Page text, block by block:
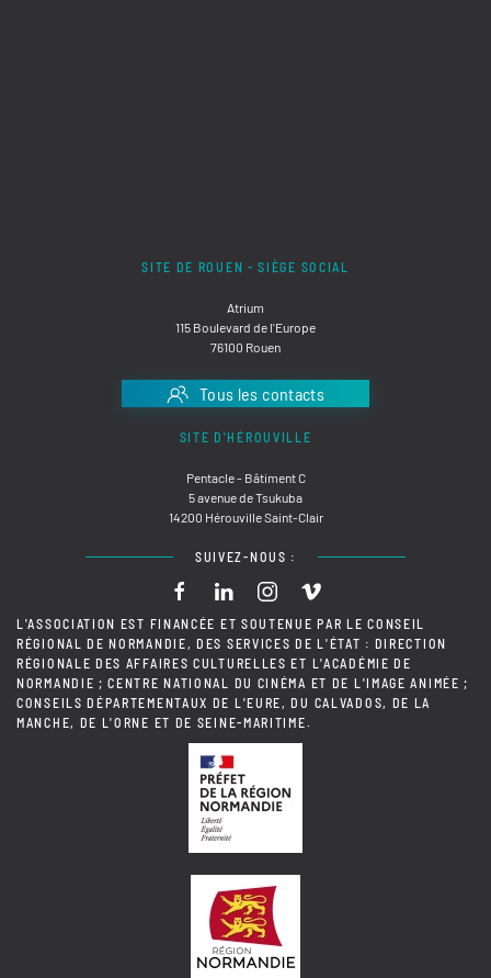
SITE DE ROUEN - SIÈGE SOCIAL
Atrium
115 Boulevard de l'Europe
76100 Rouen
Tous les contacts
SITE D'HÉROUVILLE
Pentacle - Bâtiment C
5 avenue de Tsukuba
14200 Hérouville Saint-Clair
SUIVEZ-NOUS :
L'ASSOCIATION EST FINANCÉE ET SOUTENUE PAR LE CONSEIL
RÉGIONAL DE NORMANDIE, DES SERVICES DE L'ÉTAT : DIRECTION
RÉGIONALE DES AFFAIRES CULTURELLES ET L'ACADÉMIE DE
NORMANDIE ; CENTRE NATIONAL DU CINÉMA ET DE L'IMAGE ANIMÉE ;
CONSEILS DÉPARTEMENTAUX DE L'EURE, DU CALVADOS, DE LA
MANCHE, DE L'ORNE ET DE SEINE-MARITIME.